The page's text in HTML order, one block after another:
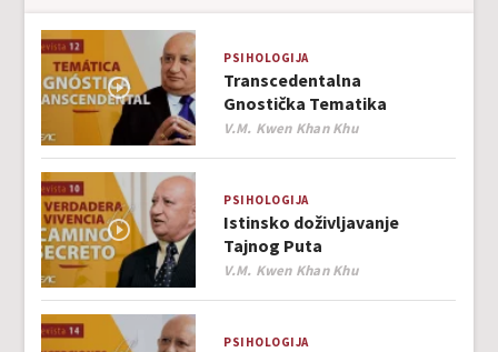
PSIHOLOGIJA
Transcedentalna
Gnostička Tematika
Author
V.M. Kwen Khan Khu
PSIHOLOGIJA
Istinsko doživljavanje
Tajnog Puta
Author
V.M. Kwen Khan Khu
PSIHOLOGIJA